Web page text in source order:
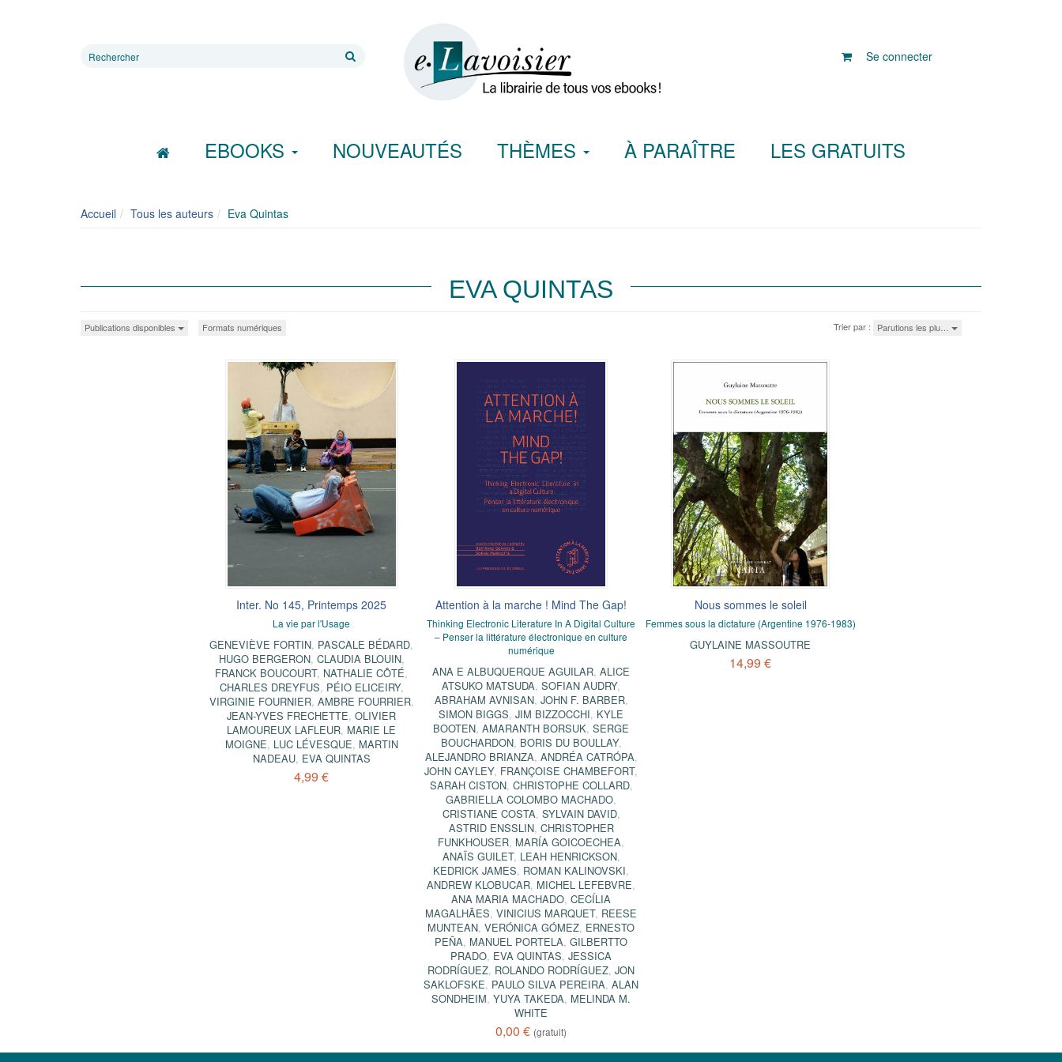
Rechercher
Se connecter
EBOOKS NOUVEAUTÉS THÈMES À PARAÎTRE LES GRATUITS
Accueil Tous les auteurs Eva Quintas
EVA QUINTAS
Publications disponibles Formats numériques Trier par : Parutions les plu…
Inter. No 145, Printemps 2025
La vie par l'Usage
GENEVIÈVE FORTIN, PASCALE BÉDARD,
HUGO BERGERON, CLAUDIA BLOUIN,
FRANCK BOUCOURT, NATHALIE CÔTÉ,
CHARLES DREYFUS, PÉIO ELICEIRY,
VIRGINIE FOURNIER, AMBRE FOURRIER,
JEAN-YVES FRECHETTE,OLIVIER
LAMOUREUX LAFLEUR, MARIE LE
MOIGNE, LUC LÉVESQUE, MARTIN
NADEAU, EVA QUINTAS
4,99 €
Attention à la marche ! Mind The Gap!
Thinking Electronic Literature In A Digital Culture
– Penser la littérature électronique en culture
numérique
ANA E ALBUQUERQUE AGUILAR, ALICE
ATSUKO MATSUDA, SOFIAN AUDRY,
ABRAHAM AVNISAN, JOHN F. BARBER,
SIMON BIGGS, JIM BIZZOCCHI, KYLE
BOOTEN, AMARANTH BORSUK, SERGE
BOUCHARDON, BORIS DU BOULLAY,
ALEJANDRO BRIANZA, ANDRÉA CATRÓPA,
JOHN CAYLEY, FRANÇOISE CHAMBEFORT,
SARAH CISTON, CHRISTOPHE COLLARD,
GABRIELLA COLOMBO MACHADO,
CRISTIANE COSTA, SYLVAIN DAVID,
ASTRID ENSSLIN, CHRISTOPHER
FUNKHOUSER, MARÍA GOICOECHEA,
ANAÏS GUILET, LEAH HENRICKSON,
KEDRICK JAMES, ROMAN KALINOVSKI,
ANDREW KLOBUCAR, MICHEL LEFEBVRE,
ANA MARIA MACHADO, CECÍLIA
MAGALHÃES, VINICIUS MARQUET, REESE
MUNTEAN, VERÓNICA GÓMEZ, ERNESTO
PEÑA, MANUEL PORTELA, GILBERTTO
PRADO, EVA QUINTAS, JESSICA
RODRÍGUEZ, ROLANDO RODRÍGUEZ, JON
SAKLOFSKE, PAULO SILVA PEREIRA, ALAN
SONDHEIM, YUYA TAKEDA, MELINDA M.
WHITE
0,00 € (gratuit)
Nous sommes le soleil
Femmes sous la dictature (Argentine 1976-1983)
GUYLAINE MASSOUTRE
14,99 €